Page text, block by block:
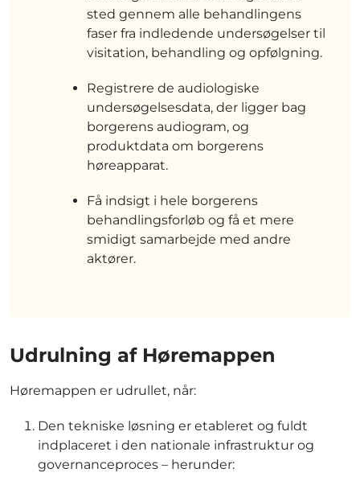
sted gennem alle behandlingens
faser fra indledende undersøgelser til
visitation, behandling og opfølgning.
Registrere de audiologiske
undersøgelsesdata, der ligger bag
borgerens audiogram, og
produktdata om borgerens
høreapparat.
Få indsigt i hele borgerens
behandlingsforløb og få et mere
smidigt samarbejde med andre
aktører.
Udrulning af Høremappen
Høremappen er udrullet, når:
Den tekniske løsning er etableret og fuldt
indplaceret i den nationale infrastruktur og
governanceproces – herunder: